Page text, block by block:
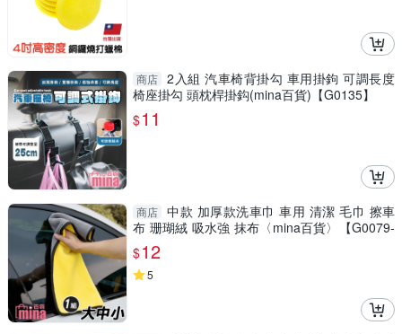
商店 2入組 汽車椅背掛勾 車用掛鉤 可調長度
椅座掛勾 頭枕桿掛鈎(mina百貨)【G0135】
$11
商店 中款 加厚款洗車巾 車用 清潔 毛巾 擦車
布 珊瑚絨 吸水強 抹布〈mina百貨〉【G0079-
F】
$12
5